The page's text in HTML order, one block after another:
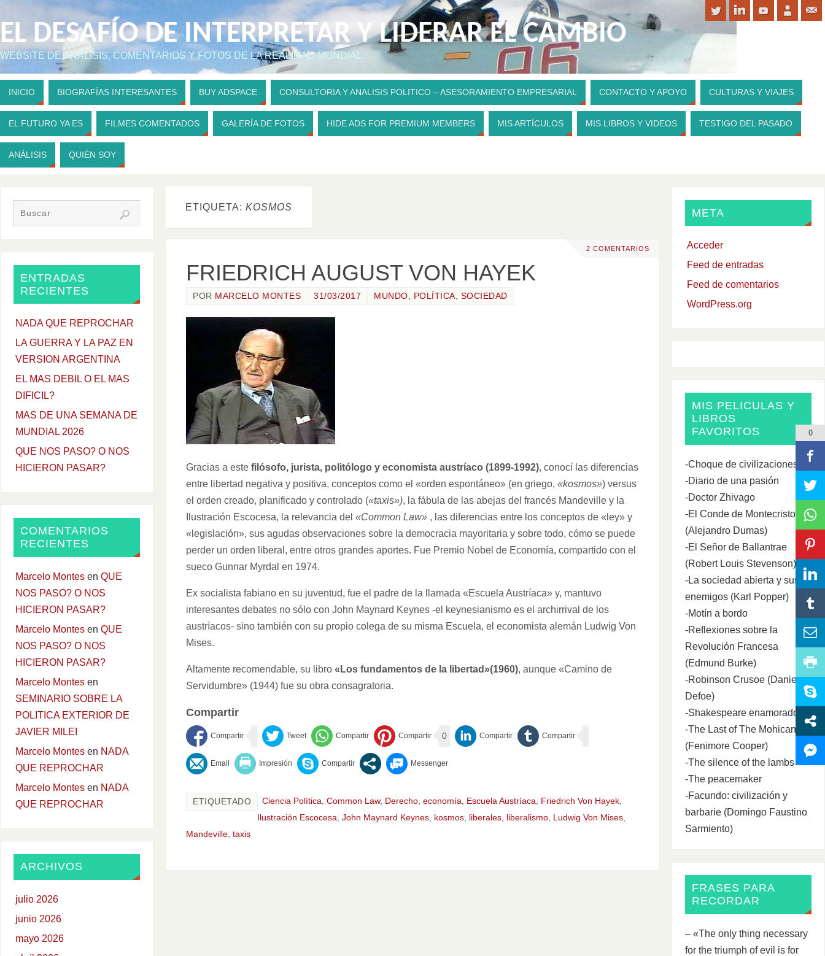
EL DESAFÍO DE INTERPRETAR Y LIDERAR EL CAMBIO
WEBSITE DE ANÁLISIS, COMENTARIOS Y FOTOS DE LA REALIDAD MUNDIAL
PARA CONTRIBUIR A MI WEBSITE
INICIO BIOGRAFÍAS INTERESANTES BUY ADSPACE CONSULTORIA Y ANALISIS POLITICO – ASESORAMIENTO EMPRESARIAL CONTACTO Y APOYO CULTURAS Y VIAJES
EL FUTURO YA ES FILMES COMENTADOS GALERÍA DE FOTOS HIDE ADS FOR PREMIUM MEMBERS MIS ARTÍCULOS MIS LIBROS Y VIDEOS TESTIGO DEL PASADO
ANÁLISIS QUIÉN SOY
ETIQUETA: KOSMOS
2 COMENTARIOS
FRIEDRICH AUGUST VON HAYEK
POR MARCELO MONTES 31/03/2017 MUNDO, POLÍTICA, SOCIEDAD
Gracias a este filósofo, jurista, politólogo y economista austríaco (1899-1992), conocí las diferencias
entre libertad negativa y positiva, conceptos como el «orden espontáneo» (en griego, «kosmos») versus
el orden creado, planificado y controlado («taxis»), la fábula de las abejas del francés Mandeville y la
Ilustración Escocesa, la relevancia del «Common Law» , las diferencias entre los conceptos de «ley» y
«legislación», sus agudas observaciones sobre la democracia mayoritaria y sobre todo, cómo se puede
perder un orden liberal, entre otros grandes aportes. Fue Premio Nobel de Economía, compartido con el
sueco Gunnar Myrdal en 1974.
Ex socialista fabiano en su juventud, fue el padre de la llamada «Escuela Austríaca» y, mantuvo
interesantes debates no sólo con John Maynard Keynes -el keynesianismo es el archirrival de los
austríacos- sino también con su propio colega de su misma Escuela, el economista alemán Ludwig Von
Mises.
Altamente recomendable, su libro «Los fundamentos de la libertad»(1960), aunque «Camino de
Servidumbre» (1944) fue su obra consagratoria.
Compartir
0
ETIQUETADO Ciencia Política Common Law, Derecho economía Escuela Austríaca Friedrich Von Hayek
Ilustración Escocesa John Maynard Keynes kosmos liberales liberalismo Ludwig Von Mises
Mandeville taxis
ENTRADAS
RECIENTES
NADA QUE REPROCHAR
LA GUERRA Y LA PAZ EN
VERSION ARGENTINA
EL MAS DEBIL O EL MAS
DIFICIL?
MAS DE UNA SEMANA DE
MUNDIAL 2026
QUE NOS PASO? O NOS
HICIERON PASAR?
COMENTARIOS
RECIENTES
Marcelo Montesen QUE
NOS PASO? O NOS
HICIERON PASAR?
Marcelo Montesen QUE
NOS PASO? O NOS
HICIERON PASAR?
Marcelo Montesen
SEMINARIO SOBRE LA
POLITICA EXTERIOR DE
JAVIER MILEI
Marcelo Montesen NADA
QUE REPROCHAR
Marcelo Montesen NADA
QUE REPROCHAR
ARCHIVOS
julio 2026
junio 2026
mayo 2026
META
Acceder
Feed de entradas
Feed de comentarios
WordPress.org
MIS PELICULAS Y
LIBROS
FAVORITOS
-Choque de civilizaciones
-Diario de una pasión
-Doctor Zhivago
-El Conde de Montecristo
(Alejandro Dumas)
-El Señor de Ballantrae
(Robert Louis Stevenson)
-La sociedad abierta y sus
enemigos (Karl Popper)
-Motín a bordo
-Reflexiones sobre la
Revolución Francesa
(Edmund Burke)
-Robinson Crusoe (Daniel
Defoe)
-Shakespeare enamorado
-The Last of The Mohicans
(Fenimore Cooper)
-The silence of the lambs
-The peacemaker
-Facundo: civilización y
barbarie (Domingo Faustino
Sarmiento)
FRASES PARA
RECORDAR
– «The only thing necessary
for the triumph of evil is for
0